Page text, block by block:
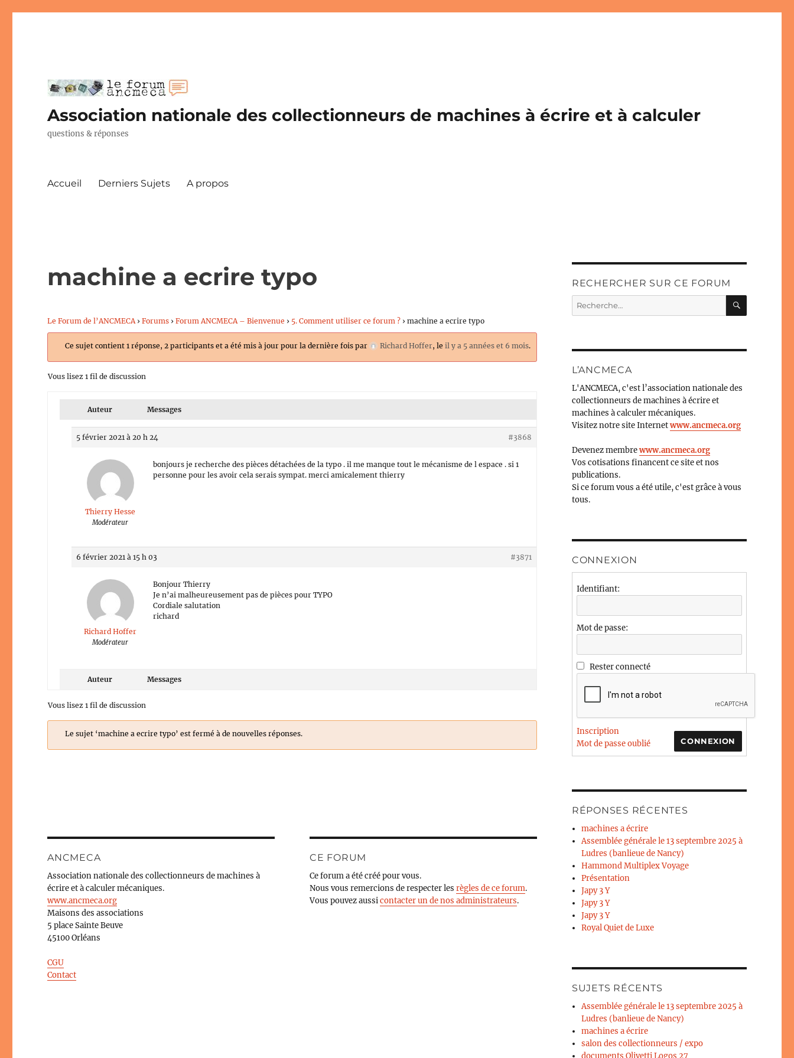
Association nationale des collectionneurs de machines à écrire et à calculer
questions & réponses
Accueil Derniers Sujets A propos
machine a ecrire typo
Le Forum de l’ANCMECA › Forums › Forum ANCMECA – Bienvenue › 5. Comment utiliser ce forum ? › machine a ecrire typo
Ce sujet contient 1 réponse, 2 participants et a été mis à jour pour la dernière fois par Richard Hoffer, leil y a 5 années et 6 mois.
Vous lisez 1 fil de discussion
Auteur Messages
5 février 2021 à 20 h 24 #3868
Thierry Hesse
Modérateur
bonjours je recherche des pièces détachées de la typo . il me manque tout le mécanisme de l espace . si 1
personne pour les avoir cela serais sympat. merci amicalement thierry
6 février 2021 à 15 h 03 #3871
Richard Hoffer
Modérateur
Bonjour Thierry
Je n’ai malheureusement pas de pièces pour TYPO
Cordiale salutation
richard
Auteur Messages
Vous lisez 1 fil de discussion
Le sujet ‘machine a ecrire typo’ est fermé à de nouvelles réponses.
ANCMECA
Association nationale des collectionneurs de machines à
écrire et à calculer mécaniques.
www.ancmeca.org
Maisons des associations
5 place Sainte Beuve
45100 Orléans
CGU
Contact
CE FORUM
Ce forum a été créé pour vous.
Nous vous remercions de respecter lesrègles de ce forum.
Vous pouvez aussicontacter un de nos administrateurs.
RECHERCHER SUR CE FORUM
Recherche
pour :
L’ANCMECA
L'ANCMECA, c'est l’association nationale des
collectionneurs de machines à écrire et
machines à calculer mécaniques.
Visitez notre site Internetwww.ancmeca.org
Devenez membrewww.ancmeca.org
Vos cotisations financent ce site et nos
publications.
Si ce forum vous a été utile, c'est grâce à vous
tous.
CONNEXION
Identifiant:
Mot de passe:
Rester connecté
CONNEXION
Inscription
Mot de passe oublié
RÉPONSES RÉCENTES
machines a écrire
Assemblée générale le 13 septembre 2025 à
Ludres (banlieue de Nancy)
Hammond Multiplex Voyage
Présentation
Japy 3 Y
Japy 3 Y
Japy 3 Y
Royal Quiet de Luxe
SUJETS RÉCENTS
Assemblée générale le 13 septembre 2025 à
Ludres (banlieue de Nancy)
machines a écrire
salon des collectionneurs / expo
documents Olivetti Logos 27